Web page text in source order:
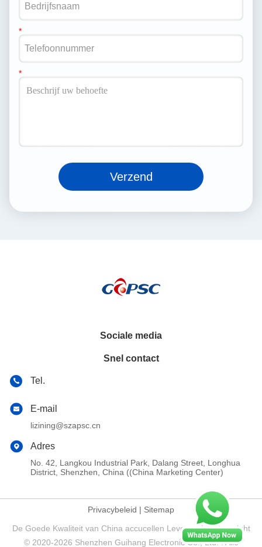
Verzend
Sociale media
Snel contact
Tel.
E-mail
lizining@szapsc.cn
Adres
No. 42, Langkou Industrial Park, Dalang Street, Longhua
District, Shenzhen, China ((China Marketing Center)
Privacybeleid | Sitemap
De Goede Kwaliteit van China accucellen Leverancier. Copyright
© 2020-2026 Shenzhen Guihang Electronic Co., Ltd. . Alle